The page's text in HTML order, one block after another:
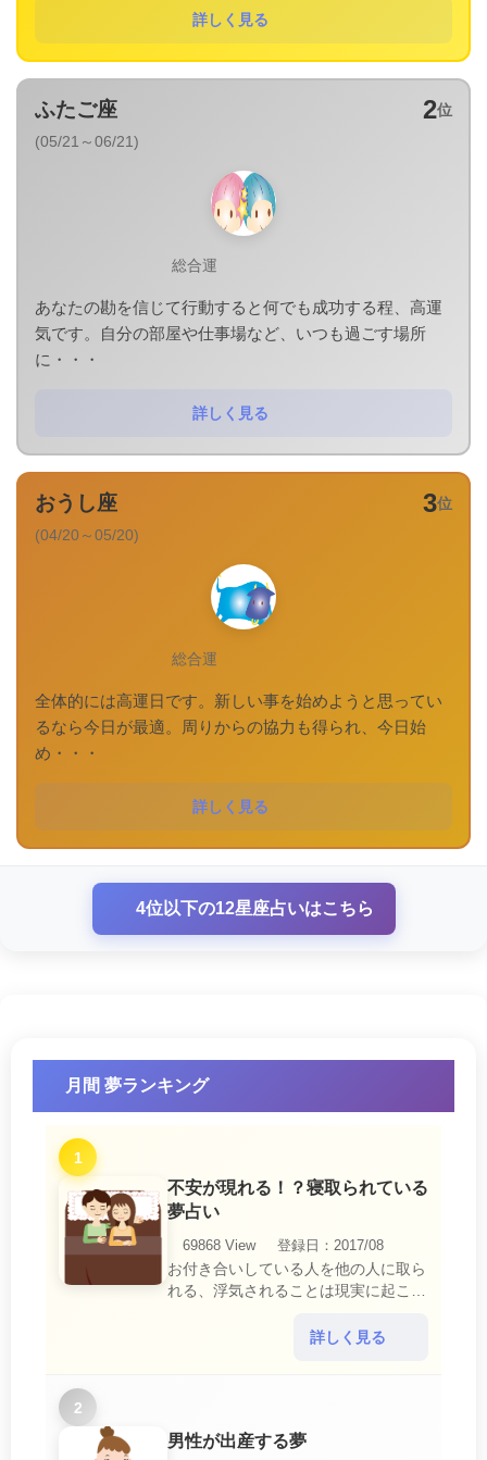
詳しく見る
2位
ふたご座
(05/21～06/21)
総合運
あなたの勘を信じて行動すると何でも成功する程、高運
気です。自分の部屋や仕事場など、いつも過ごす場所
に・・・
詳しく見る
3位
おうし座
(04/20～05/20)
総合運
全体的には高運日です。新しい事を始めようと思ってい
るなら今日が最適。周りからの協力も得られ、今日始
め・・・
詳しく見る
4位以下の12星座占いはこちら
月間 夢ランキング
1
不安が現れる！？寝取られている
夢占い
69868 View
登録日：2017/08
お付き合いしている人を他の人に取ら
れる、浮気されることは現実に起こる
いにおいて、『寝取られている』夢
詳しく見る
2
男性が出産する夢